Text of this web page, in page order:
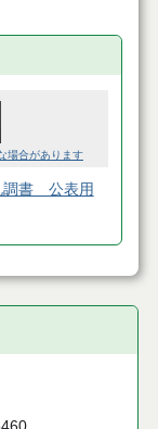
場合があります
書 公表用